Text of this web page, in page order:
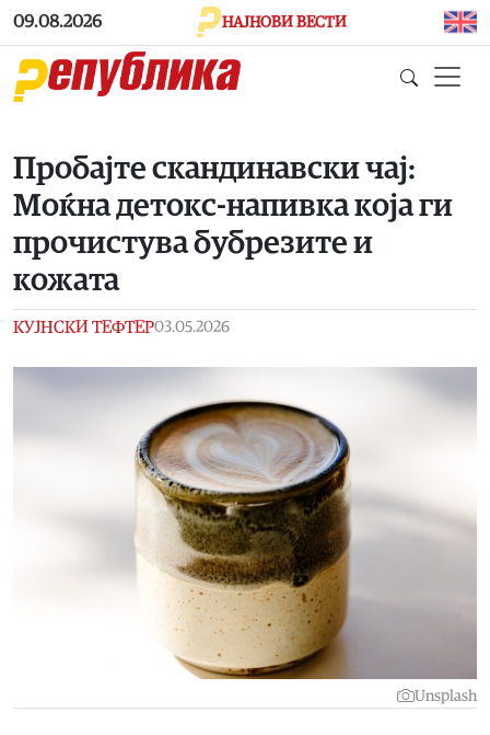
Skip to main content
09.08.2026 НАЈНОВИ ВЕСТИ
Пробајте скандинавски чај:
Моќна детокс-напивка која ги
прочистува бубрезите и
кожата
КУЈНСКИ ТЕФТЕР03.05.2026
Unsplash